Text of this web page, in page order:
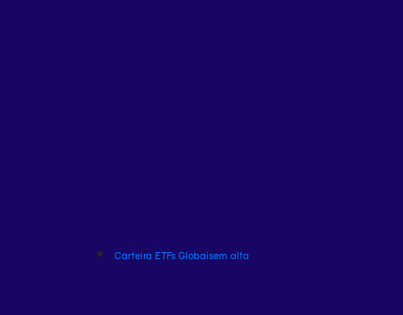
Carteira ETFs Globaisem alta